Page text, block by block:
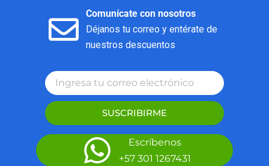
Comunícate con nosotros
Déjanos tu correo y entérate de
nuestros descuentos
SUSCRIBIRME
Escríbenos
+57 301 1267431